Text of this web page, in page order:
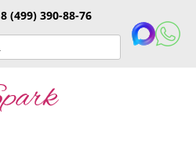
8 (499) 390-88-76